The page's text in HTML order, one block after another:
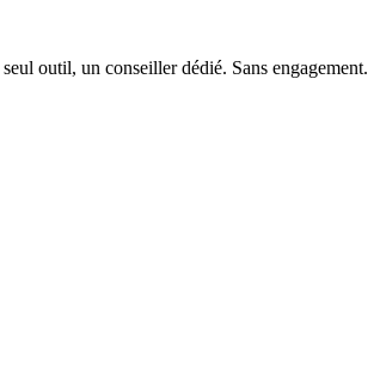
outil, un conseiller dédié. Sans engagement.